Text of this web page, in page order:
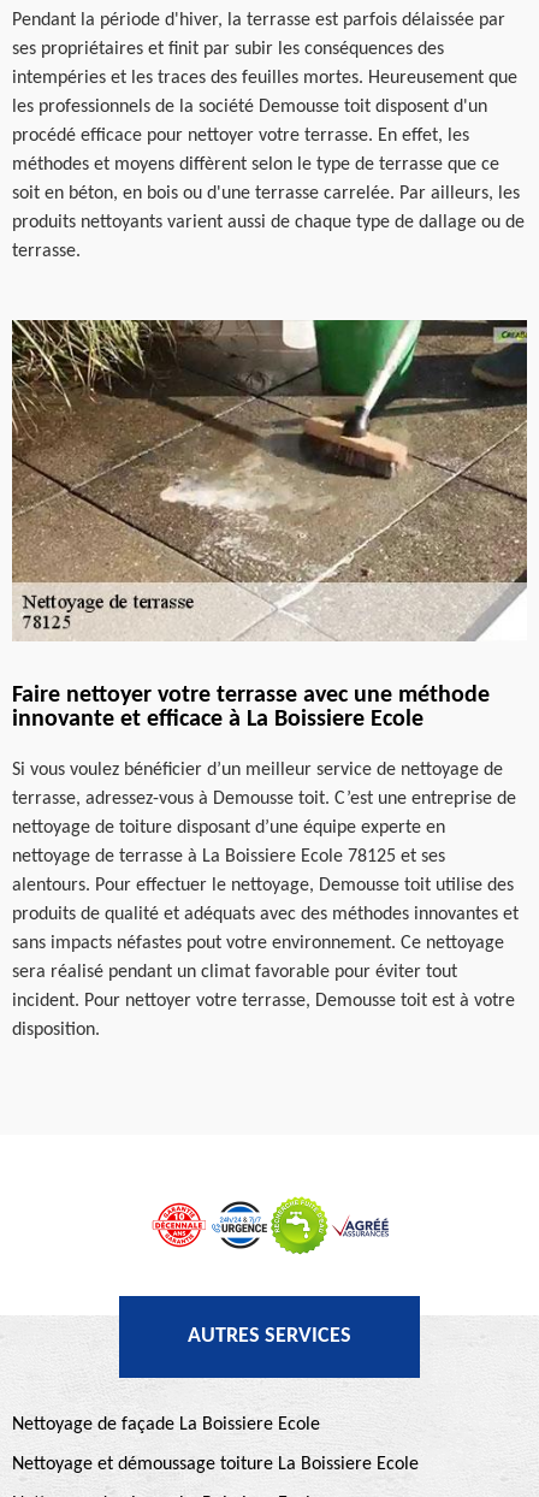
Pendant la période d'hiver, la terrasse est parfois délaissée par
ses propriétaires et finit par subir les conséquences des
intempéries et les traces des feuilles mortes. Heureusement que
les professionnels de la société Demousse toit disposent d'un
procédé efficace pour nettoyer votre terrasse. En effet, les
méthodes et moyens diffèrent selon le type de terrasse que ce
soit en béton, en bois ou d'une terrasse carrelée. Par ailleurs, les
produits nettoyants varient aussi de chaque type de dallage ou de
terrasse.
Faire nettoyer votre terrasse avec une méthode
innovante et efficace à La Boissiere Ecole
Si vous voulez bénéficier d’un meilleur service de nettoyage de
terrasse, adressez-vous à Demousse toit. C’est une entreprise de
nettoyage de toiture disposant d’une équipe experte en
nettoyage de terrasse à La Boissiere Ecole 78125 et ses
alentours. Pour effectuer le nettoyage, Demousse toit utilise des
produits de qualité et adéquats avec des méthodes innovantes et
sans impacts néfastes pout votre environnement. Ce nettoyage
sera réalisé pendant un climat favorable pour éviter tout
incident. Pour nettoyer votre terrasse, Demousse toit est à votre
disposition.
AUTRES SERVICES
Nettoyage de façade La Boissiere Ecole
Nettoyage et démoussage toiture La Boissiere Ecole